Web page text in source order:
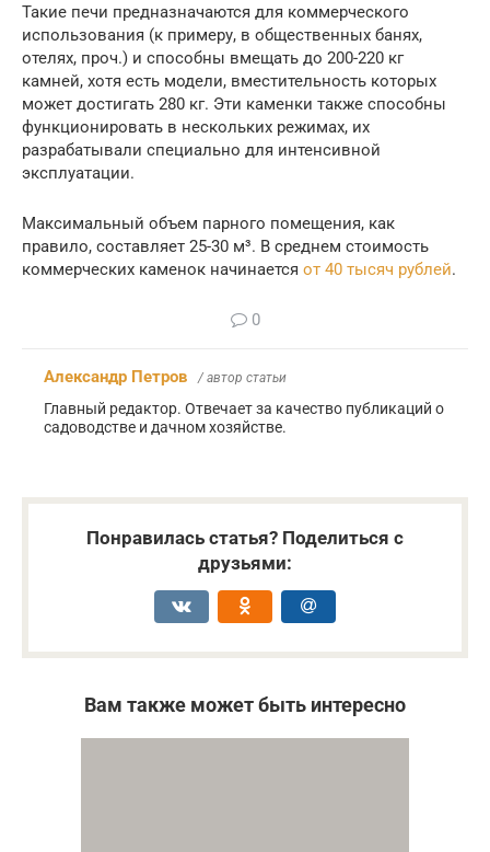
Такие печи предназначаются для коммерческого
использования (к примеру, в общественных банях,
отелях, проч.) и способны вмещать до 200-220 кг
камней, хотя есть модели, вместительность которых
может достигать 280 кг. Эти каменки также способны
функционировать в нескольких режимах, их
разрабатывали специально для интенсивной
эксплуатации.
Максимальный объем парного помещения, как
правило, составляет 25-30 м³. В среднем стоимость
коммерческих каменок начинается от 40 тысяч рублей.
0
Александр Петров / автор статьи
Главный редактор. Отвечает за качество публикаций о
садоводстве и дачном хозяйстве.
Понравилась статья? Поделиться с
друзьями:
Вам также может быть интересно